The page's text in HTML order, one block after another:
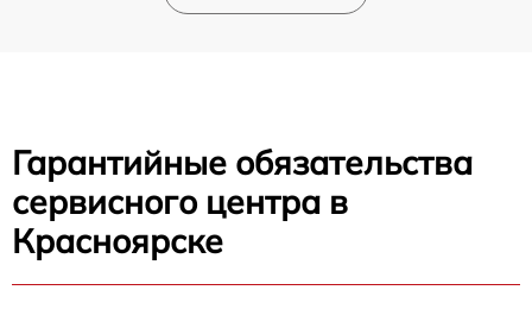
Гарантийные обязательства
сервисного центра в
Красноярске